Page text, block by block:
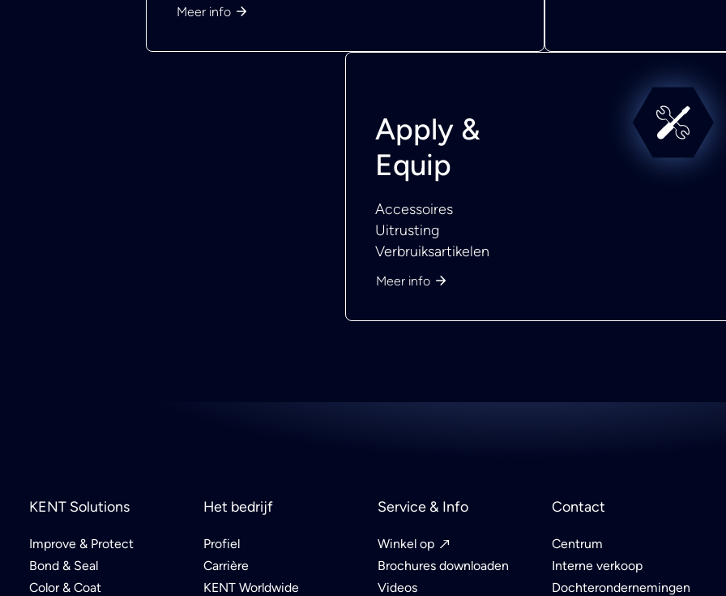
Meer info
Apply &
Equip
Accessoires
Uitrusting
Verbruiksartikelen
Meer info
KENT Solutions
Improve & Protect
Bond & Seal
Color & Coat
Het bedrijf
Profiel
Carrière
KENT Worldwide
Service & Info
Winkel op
Brochures downloaden
Videos
Contact
Centrum
Interne verkoop
Dochterondernemingen